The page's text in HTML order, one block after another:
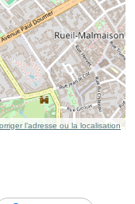
l’adresse ou la localisation